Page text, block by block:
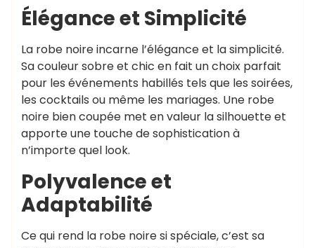
Élégance et Simplicité
La robe noire incarne l’élégance et la simplicité.
Sa couleur sobre et chic en fait un choix parfait
pour les événements habillés tels que les soirées,
les cocktails ou même les mariages. Une robe
noire bien coupée met en valeur la silhouette et
apporte une touche de sophistication à
n’importe quel look.
Polyvalence et
Adaptabilité
Ce qui rend la robe noire si spéciale, c’est sa